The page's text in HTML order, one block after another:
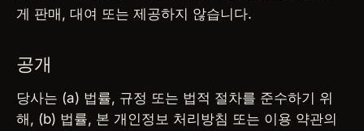
게 판매, 대여 또는 제공하지 않습니다.
공개
당사는 (a) 법률, 규정 또는 법적 절차를 준수하기 위
해, (b) 법률, 본 개인정보 처리방침 또는 이용 약관의